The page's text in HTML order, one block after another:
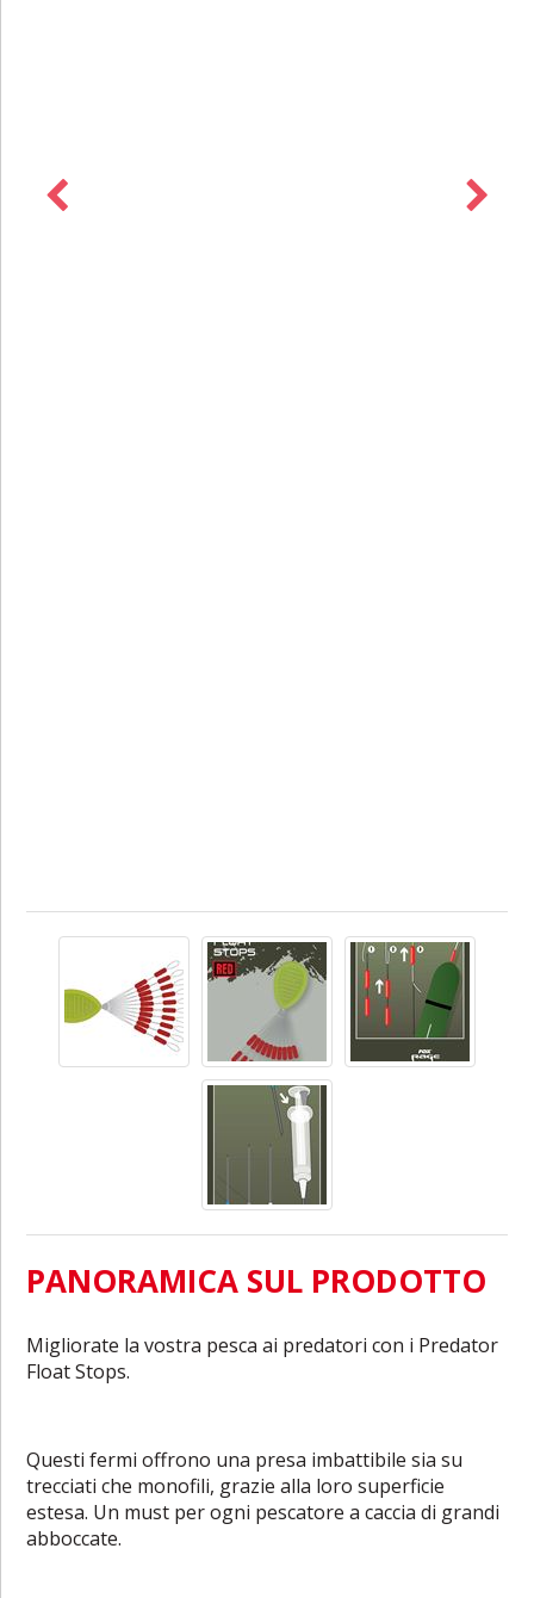
PANORAMICA SUL PRODOTTO
Migliorate la vostra pesca ai predatori con i Predator
Float Stops.
Questi fermi offrono una presa imbattibile sia su
trecciati che monofili, grazie alla loro superficie
estesa. Un must per ogni pescatore a caccia di grandi
abboccate.